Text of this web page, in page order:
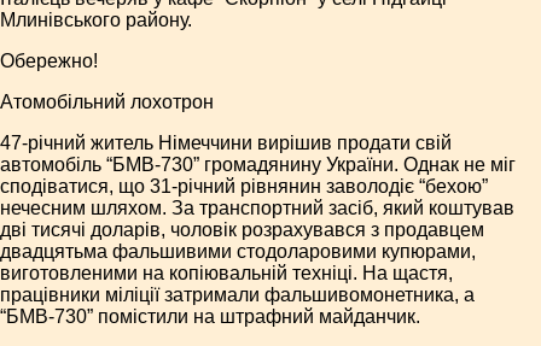
Млинівського району.
Обережно!
Атомобільний лохотрон
47-річний житель Німеччини вирішив продати свій
автомобіль “БМВ-730” громадянину України. Однак не міг
сподіватися, що 31-річний рівнянин заволодіє “бехою”
нечесним шляхом. За транспортний засіб, який коштував
дві тисячі доларів, чоловік розрахувався з продавцем
двадцятьма фальшивими стодоларовими купюрами,
виготовленими на копіювальній техніці. На щастя,
працівники міліції затримали фальшивомонетника, а
“БМВ-730” помістили на штрафний майданчик.